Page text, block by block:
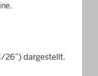
26”) dargestellt.